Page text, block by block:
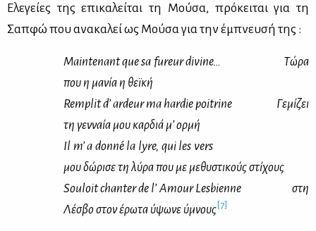
Ελε­γεί­ες της επι­κα­λεί­ται τη Μού­σα, πρό­κει­ται για τη
Σαπ­φώ που ανα­κα­λεί ως Μού­σα για την έμπνευ­σή της :
Maintenant que sa fureur divine…
Τώ­ρα
που η μα­νία η θεϊ­κή
Remplitd’ardeur ma hardie poitrine Γε­μί­ζει
τη γεν­ναία μου καρ­διά μ’ ορ­μή
Il m’ a donné la lyre, qui les vers
μουδώ­ρι­σετη λύ­ραπου με με­θυ­στι­κούςστί­χους
Souloit chanter de l’ Amour Lesbienne
στη
Λέ­σβοστονέρω­τα ύψω­νε ύμνους [7]